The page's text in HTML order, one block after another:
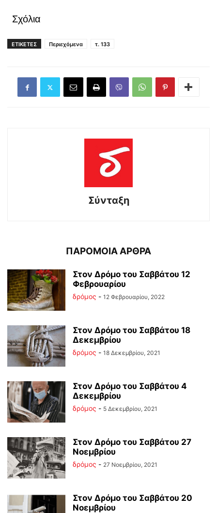
Σχόλια
ΕΤΙΚΕΤΕΣ Περιεχόμενα τ. 133
Σύνταξη
ΠΑΡΟΜΟΙΑ ΑΡΘΡΑ
Στον Δρόμο του Σαββάτου 12
Φεβρουαρίου
δρόμος - 12 Φεβρουαρίου, 2022
Στον Δρόμο του Σαββάτου 18
Δεκεμβρίου
δρόμος - 18 Δεκεμβρίου, 2021
Στον Δρόμο του Σαββάτου 4
Δεκεμβρίου
δρόμος - 5 Δεκεμβρίου, 2021
Στον Δρόμο του Σαββάτου 27
Νοεμβρίου
δρόμος - 27 Νοεμβρίου, 2021
Στον Δρόμο του Σαββάτου 20
Νοεμβρίου